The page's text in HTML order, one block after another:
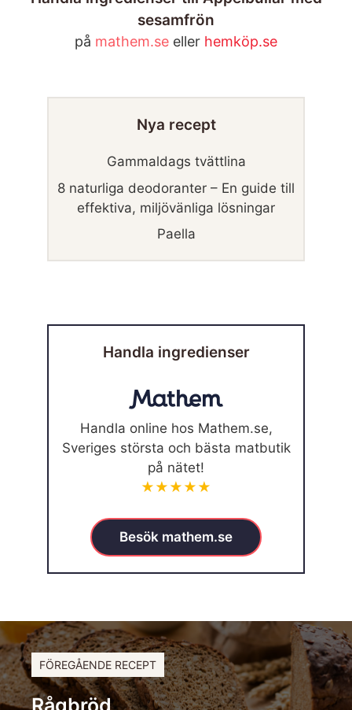
sesamfrön
på mathem.se eller hemköp.se
Nya recept
Gammaldags tvättlina
8 naturliga deodoranter – En guide till
effektiva, miljövänliga lösningar
Paella
Handla ingredienser
Handla online hos Mathem.se,
Sveriges största och bästa matbutik
på nätet!
★★★★★
Besök mathem.se
FÖREGÅENDE RECEPT
Rågbröd